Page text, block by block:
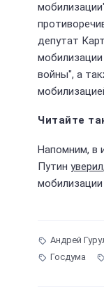
депутат
войны", а
Напомним, в
Путин уверил
Андрей
Госдума